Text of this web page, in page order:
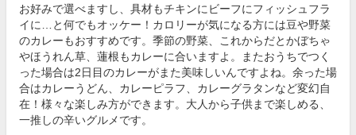
お好みで選べますし、具材もチキンにビーフにフィッシュフラ
イに…と何でもオッケー！カロリーが気になる方には豆や野菜
のカレーもおすすめです。季節の野菜、これからだとかぼちゃ
やほうれん草、蓮根もカレーに合いますよ。またおうちでつく
った場合は2日目のカレーがまた美味しいんですよね。余った場
合はカレーうどん、カレーピラフ、カレーグラタンなど変幻自
在！様々な楽しみ方ができます。大人から子供まで楽しめる、
一推しの辛いグルメです。